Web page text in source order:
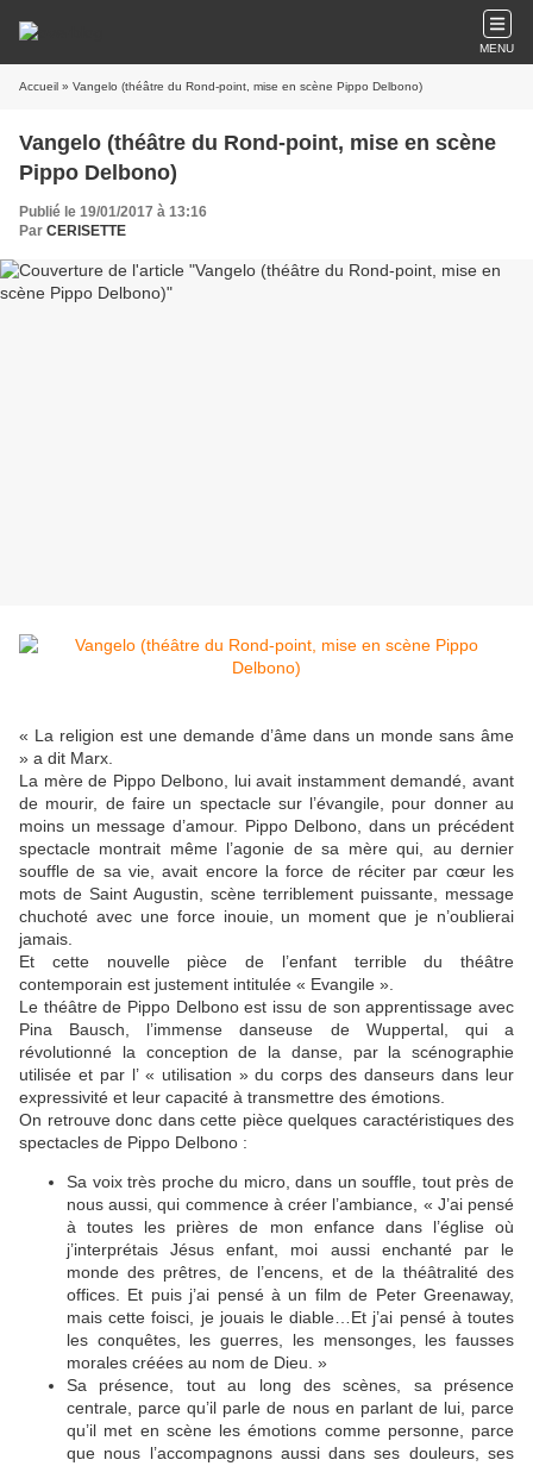
MENU
Accueil » Vangelo (théâtre du Rond-point, mise en scène Pippo Delbono)
Vangelo (théâtre du Rond-point, mise en scène
Pippo Delbono)
Publié le 19/01/2017 à 13:16
Par CERISETTE
« La religion est une demande d’âme dans un monde sans âme
» a dit Marx.
La mère de Pippo Delbono, lui avait instamment demandé, avant
de mourir, de faire un spectacle sur l’évangile, pour donner au
moins un message d’amour. Pippo Delbono, dans un précédent
spectacle montrait même l’agonie de sa mère qui, au dernier
souffle de sa vie, avait encore la force de réciter par cœur les
mots de Saint Augustin, scène terriblement puissante, message
chuchoté avec une force inouie, un moment que je n’oublierai
jamais.
Et cette nouvelle pièce de l’enfant terrible du théâtre
contemporain est justement intitulée « Evangile ».
Le théâtre de Pippo Delbono est issu de son apprentissage avec
Pina Bausch, l’immense danseuse de Wuppertal, qui a
révolutionné la conception de la danse, par la scénographie
utilisée et par l’ « utilisation » du corps des danseurs dans leur
expressivité et leur capacité à transmettre des émotions.
On retrouve donc dans cette pièce quelques caractéristiques des
spectacles de Pippo Delbono :
Sa voix très proche du micro, dans un souffle, tout près de
nous aussi, qui commence à créer l’ambiance, « J’ai pensé
à toutes les prières de mon enfance dans l’église où
j’interprétais Jésus enfant, moi aussi enchanté par le
monde des prêtres, de l’encens, et de la théâtralité des
offices. Et puis j’ai pensé à un film de Peter Greenaway,
mais cette foisci, je jouais le diable…Et j’ai pensé à toutes
les conquêtes, les guerres, les mensonges, les fausses
morales créées au nom de Dieu. »
Sa présence, tout au long des scènes, sa présence
centrale, parce qu’il parle de nous en parlant de lui, parce
qu’il met en scène les émotions comme personne, parce
que nous l’accompagnons aussi dans ses douleurs, ses